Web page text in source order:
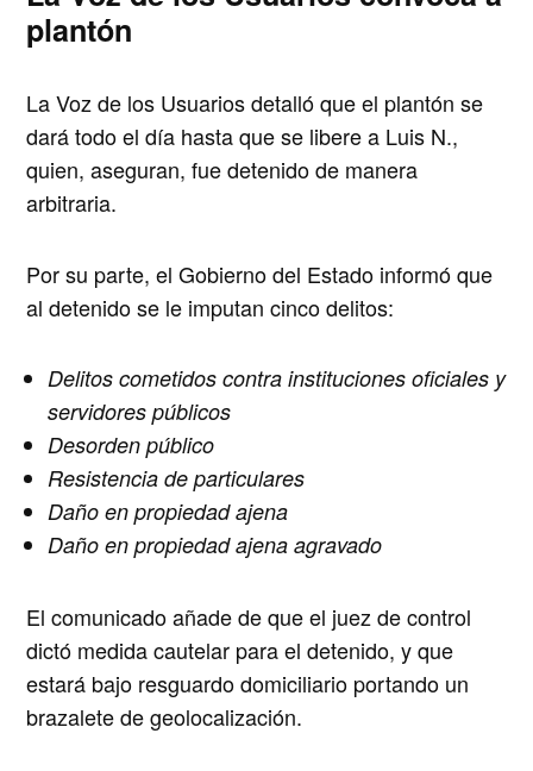
plantón
La Voz de los Usuarios detalló que el plantón se
dará todo el día hasta que se libere a Luis N.,
quien, aseguran, fue detenido de manera
arbitraria.
Por su parte, el Gobierno del Estado informó que
al detenido se le imputan cinco delitos:
Delitos cometidos contra instituciones oficiales y
servidores públicos
Desorden público
Resistencia de particulares
Daño en propiedad ajena
Daño en propiedad ajena agravado
El comunicado añade de que el juez de control
dictó medida cautelar para el detenido, y que
estará bajo resguardo domiciliario portando un
brazalete degeolocalización.